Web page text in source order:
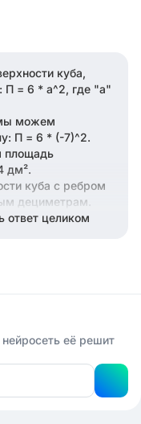
куба,
П = 6 * a^2, где "a"
можем
П = 6 * (-7)^2.
площадь
дм².
куба с ребром
дециметрам.
ответ целиком
её решит